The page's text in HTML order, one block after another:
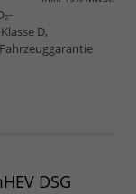
D,
DSG